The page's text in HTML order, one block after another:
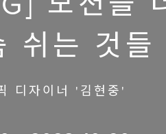
쉬는 것들
디자이너 '김현중'